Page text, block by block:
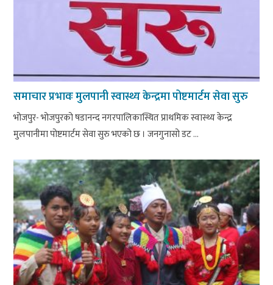
समाचार प्रभावः मुलपानी स्वास्थ्य केन्द्रमा पोष्टमार्टम सेवा सुरु
भोजपुर- भोजपुरको षडानन्द नगरपालिकास्थित प्राथमिक स्वास्थ्य केन्द्र
मुलपानीमा पोष्टमार्टम सेवा सुरु भएको छ । जनगुनासो डट ...